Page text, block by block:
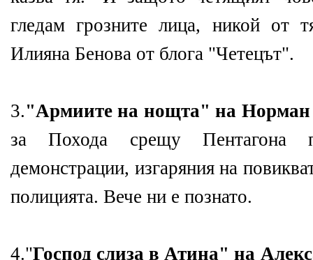
гледам грозните лица, никой от
Илияна Бенова от блога "Четецът".
3."Армиите на нощта" на
за Похода срещу Пентагона
демонстрации, изгаряния на
полицията. Вече ни е познато.
4."Господ слиза в Атина" на